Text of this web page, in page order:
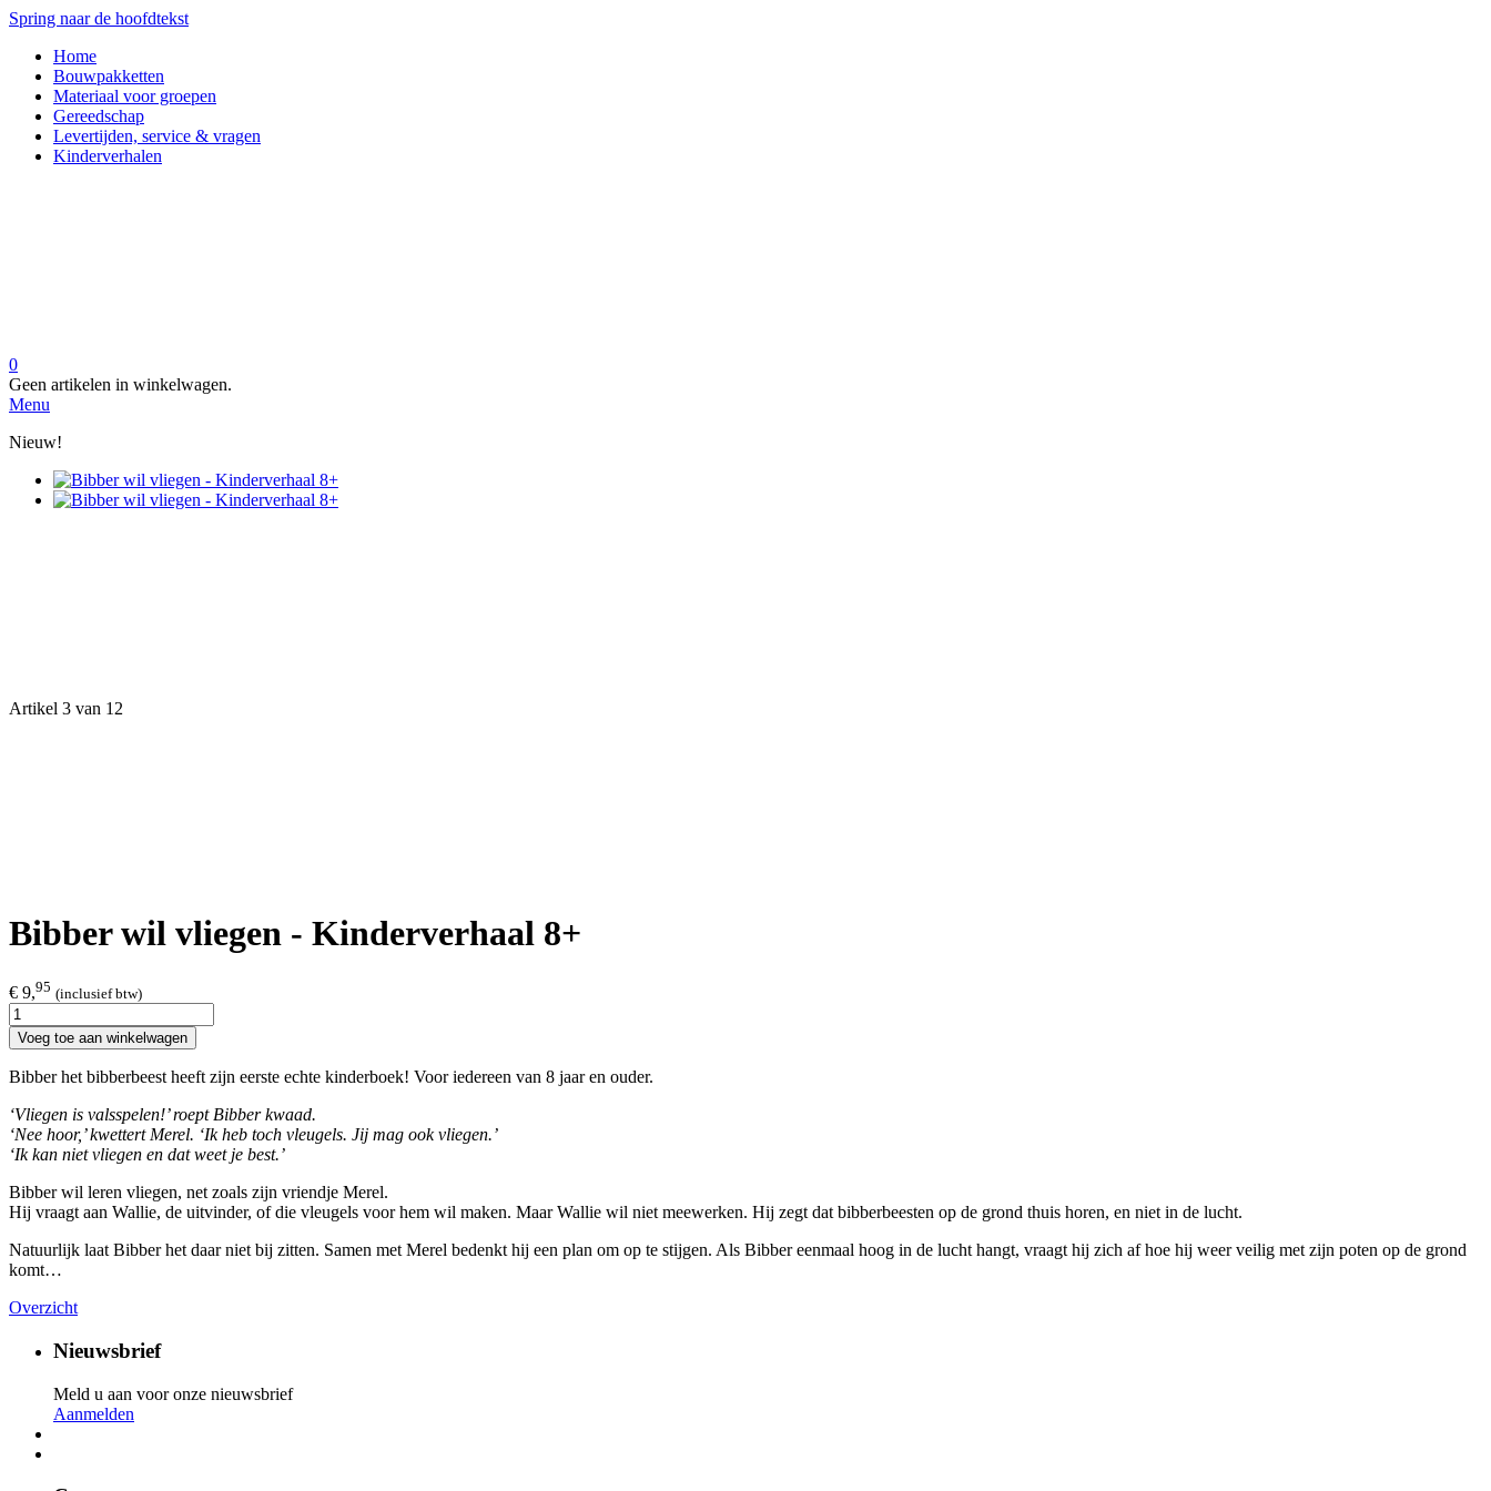
Spring naar de hoofdtekst
Home
Bouwpakketten
Materiaal voor groepen
Gereedschap
Levertijden, service & vragen
Kinderverhalen
0
Geen artikelen in winkelwagen.
Menu
Nieuw!
Artikel 3 van 12
Bibber wil vliegen - Kinderverhaal 8+
€ 9,95 (inclusief btw)
Voeg toe aan winkelwagen
Bibber het bibberbeest heeft zijn eerste echte kinderboek! Voor iedereen van 8 jaar en ouder.
‘Vliegen is valsspelen!’ roept Bibber kwaad.
‘Nee hoor,’ kwettert Merel. ‘Ik heb toch vleugels. Jij mag ook vliegen.’
‘Ik kan niet vliegen en dat weet je best.’
Bibber wil leren vliegen, net zoals zijn vriendje Merel.
Hij vraagt aan Wallie, de uitvinder, of die vleugels voor hem wil maken. Maar Wallie wil niet meewerken. Hij zegt dat bibberbeesten op de grond thuis horen, en niet in de lucht.
Natuurlijk laat Bibber het daar niet bij zitten. Samen met Merel bedenkt hij een plan om op te stijgen. Als Bibber eenmaal hoog in de lucht hangt, vraagt hij zich af hoe hij weer veilig met zijn poten op de grond
komt…
Overzicht
Nieuwsbrief
Meld u aan voor onze nieuwsbrief
Aanmelden